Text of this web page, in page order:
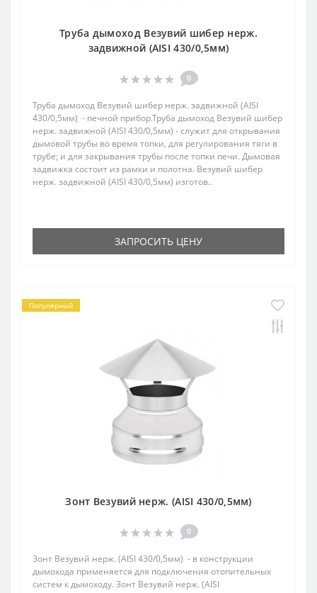
Труба дымоход Везувий шибер нерж.
задвижной (AISI 430/0,5мм)
0
Труба дымоход Везувий шибер нерж. задвижной (AISI
430/0,5мм) - печной прибор.Труба дымоход Везувий шибер
нерж. задвижной (AISI 430/0,5мм) - служит для открывания
дымовой трубы во время топки, для регулирования тяги в
трубе; и для закрывания трубы после топки печи. Дымовая
задвижка состоит из рамки и полотна. Везувий шибер
нерж. задвижной (AISI 430/0,5мм) изготов..
ЗАПРОСИТЬ ЦЕНУ
Популярный
Зонт Везувий нерж. (AISI 430/0,5мм)
0
Зонт Везувий нерж. (AISI 430/0,5мм) - в конструкции
дымохода применяется для подключения отопительных
систем к дымоходу. Зонт Везувий нерж. (AISI